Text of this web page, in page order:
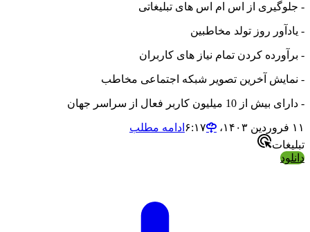
- جلوگیری از اس ام اس های تبلیغاتی
- یادآور روز تولد مخاطبین
- برآورده کردن تمام نیاز های کاربران
- نمایش آخرین تصویر شبکه اجتماعی مخاطب
- دارای بیش از 10 میلیون کاربر فعال از سراسر جهان
۱۱ فروردین ۱۴۰۳،‏ ۶:۱۷
ادامه مطلب
تبلیغات
دانلود